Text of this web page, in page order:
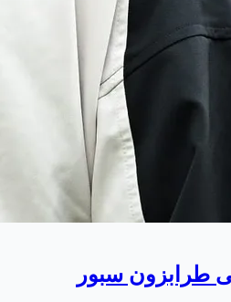
طرابزون سبور